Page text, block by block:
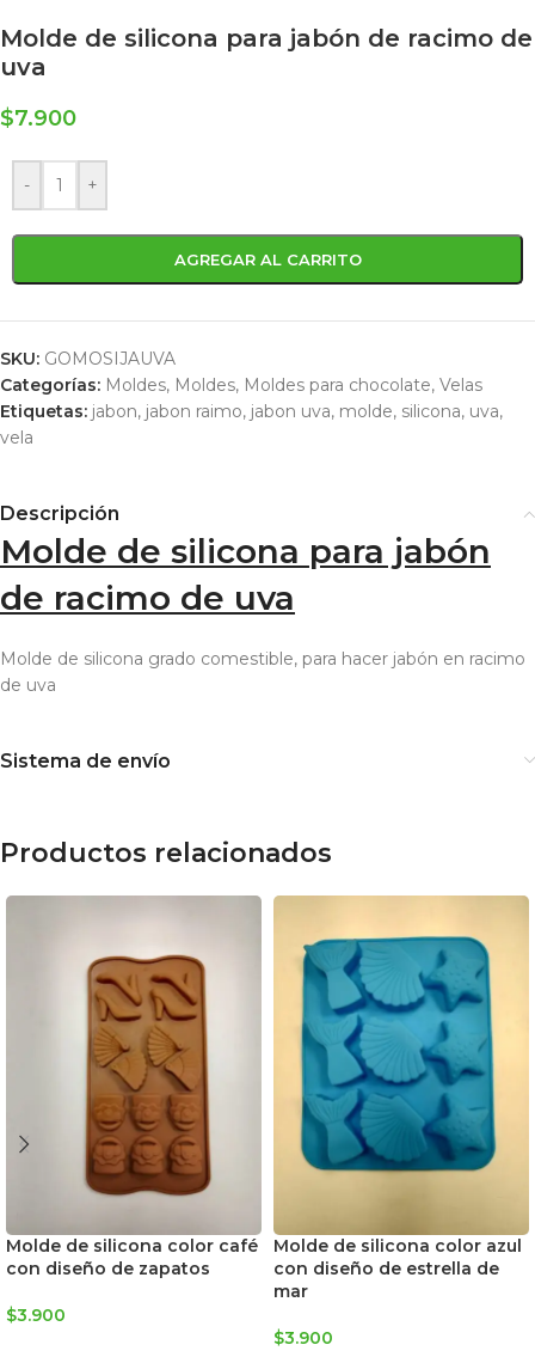
Molde de silicona para jabón de racimo de
uva
$7.900
- +
AGREGAR AL CARRITO
SKU: GOMOSIJAUVA
Categorías: Moldes, Moldes, Moldes para chocolate, Velas
Etiquetas: jabon, jabon raimo, jabon uva, molde, silicona, uva,
vela
Descripción
Molde de silicona para jabón
de racimo de uva
Molde de silicona grado comestible, para hacer jabón en racimo
de uva
Sistema de envío
Productos relacionados
Molde de silicona color café
con diseño de zapatos
$3.900
Molde de silicona color azul
con diseño de estrella de
mar
$3.900